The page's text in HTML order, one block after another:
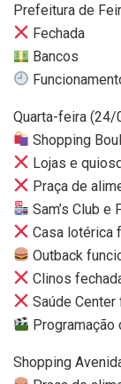
Prefeitura de
Fechada
Bancos
Quarta-feira (24/
Shopping
Lojas e
Praça de
Sam’s Club
Casa lotérica
Outback
Clinos
Saúde Center
Programação
Shopping